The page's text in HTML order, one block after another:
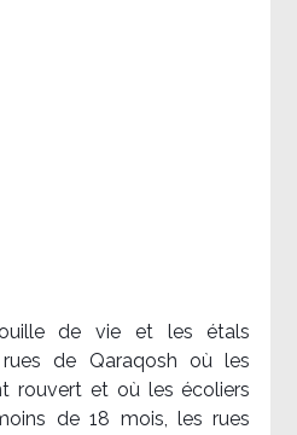
de vie et les étals
de Qaraqosh où les
rouvert et où les écoliers
de 18 mois, les rues